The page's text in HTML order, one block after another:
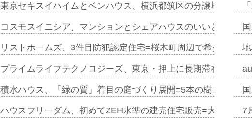
東京セキスイハイムとベンハウス、横浜都筑区の分譲地開発で
コスモスイニシア、マンションとシェアハウスのいいとこどり
リストホームズ、3件目防犯認定住宅=桜木町周辺で希少価値
プライムライフテクノロジーズ、東京・押上に長期滞在型ホテ
積水ハウス、「緑の質」着目の庭づくり展開=5本の樹コンパ
ハウスフリーダム、初めてZEH水準の建売住宅販売=大阪府柏7